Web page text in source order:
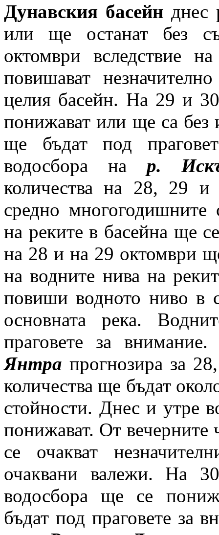
Дунавския басейн днес
или ще останат без
октомври вследствие
повишават
целия басейн. На 29 и
понижават или ще са без
ще бъдат под
водосбора на р.
количества на 28, 29
средно многогодишните
на реките в басейна ще
на 28 и на 29 октомври
на водните нива на
повиши водното ниво в
основната река.
праговете за
Янтра прогнозира за
количества ще бъдат
стойности. Днес и утре
понижават. От
се очакват
очаквани валежи. На
водосбора ще се
бъдат под праговете за